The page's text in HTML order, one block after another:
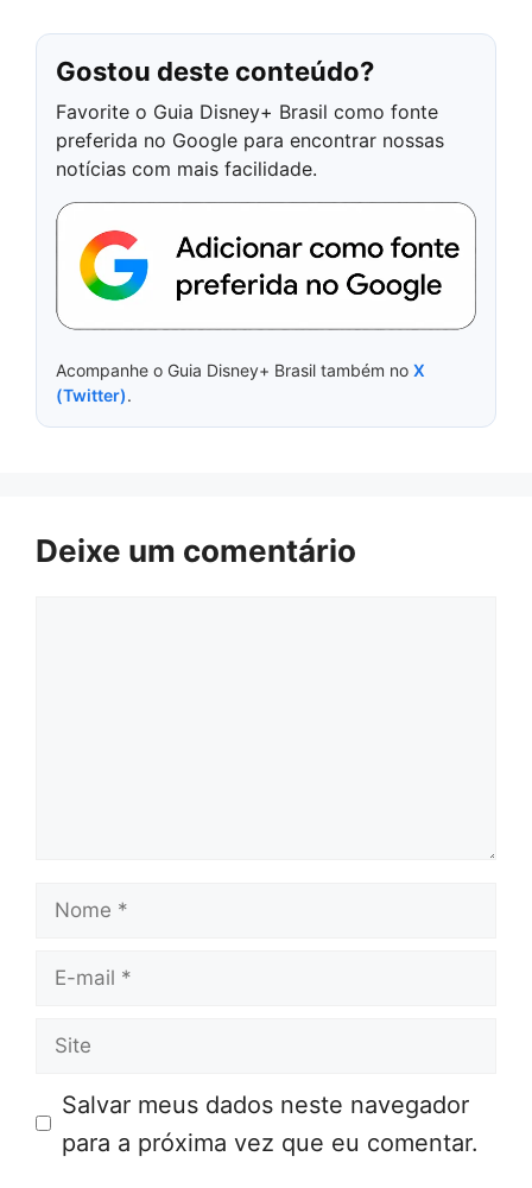
Gostou deste conteúdo?
Favorite o Guia Disney+ Brasil como fonte
preferida no Google para encontrar nossas
notícias com mais facilidade.
Acompanhe o Guia Disney+ Brasil também no X
(Twitter).
Deixe um comentário
Nome
E-
Site
Salvar meus dados neste navegador
para a próxima vez que eu comentar.